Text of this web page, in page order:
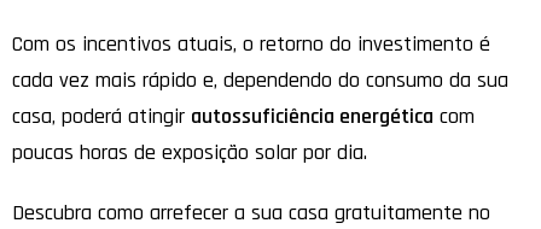
Com os incentivos atuais, o retorno do investimento é
cada vez mais rápido e, dependendo do consumo da sua
casa, poderá atingir autossuficiência energética com
poucas horas de exposição solar por dia.
Descubra como arrefecer a sua casa gratuitamente no